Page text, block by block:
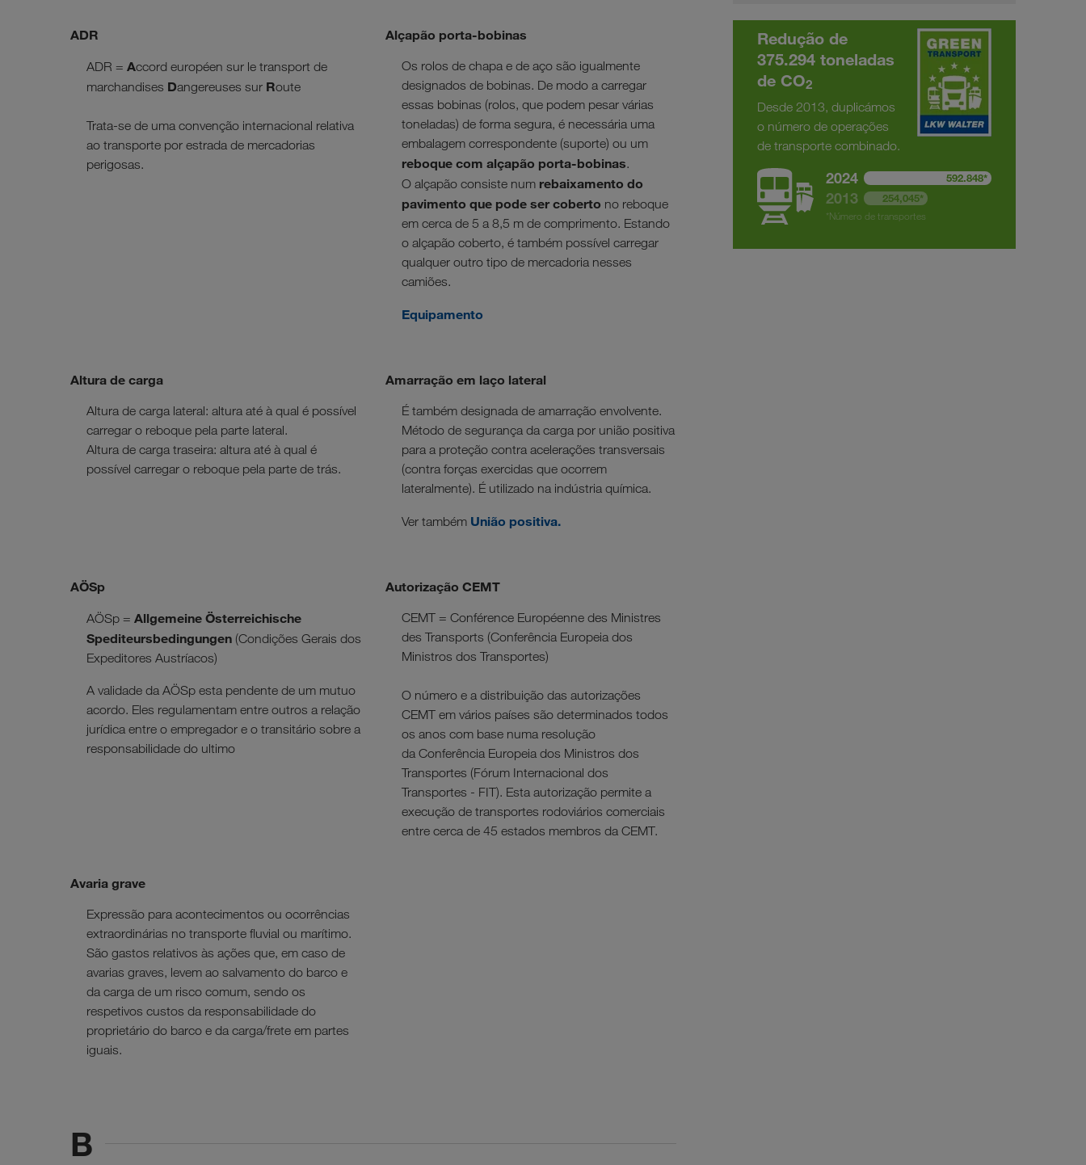
ADR
ADR = Accord européen sur le transport de
marchandises Dangereuses sur Route
Trata-se de uma convenção internacional relativa
ao transporte por estrada de mercadorias
perigosas.
Alçapão porta-bobinas
Os rolos de chapa e de aço são igualmente
designados de bobinas. De modo a carregar
essas bobinas (rolos, que podem pesar várias
toneladas) de forma segura, é necessária uma
embalagem correspondente (suporte) ou um
reboque com alçapão porta-bobinas.
O alçapão consiste num rebaixamento do
pavimento que pode ser coberto no reboque
em cerca de 5 a 8,5 m de comprimento. Estando
o alçapão coberto, é também possível carregar
qualquer outro tipo de mercadoria nesses
camiões.
Equipamento
Altura de carga
Altura de carga lateral: altura até à qual é possível
carregar o reboque pela parte lateral.
Altura de carga traseira: altura até à qual é
possível carregar o reboque pela parte de trás.
Amarração em laço lateral
É também designada de amarração envolvente.
Método de segurança da carga por união positiva
para a proteção contra acelerações transversais
(contra forças exercidas que ocorrem
lateralmente). É utilizado na indústria química.
Ver também União positiva.
AÖSp
AÖSp = Allgemeine Österreichische
Spediteursbedingungen (Condições Gerais dos
Expeditores Austríacos)
A validade da AÖSp esta pendente de um mutuo
acordo. Eles regulamentam entre outros a relação
jurídica entre o empregador e o transitário sobre a
responsabilidade do ultimo
Autorização CEMT
CEMT = Conférence Européenne des Ministres
des Transports (Conferência Europeia dos
Ministros dos Transportes)
O número e a distribuição das autorizações
CEMT em vários países são determinados todos
os anos com base numa resolução
da Conferência Europeia dos Ministros dos
Transportes (Fórum Internacional dos
Transportes - FIT). Esta autorização permite a
execução de transportes rodoviários comerciais
entre cerca de 45 estados membros da CEMT.
Avaria grave
Expressão para acontecimentos ou ocorrências
extraordinárias no transporte fluvial ou marítimo.
São gastos relativos às ações que, em caso de
avarias graves, levem ao salvamento do barco e
da carga de um risco comum, sendo os
respetivos custos da responsabilidade do
proprietário do barco e da carga/frete em partes
iguais.
B
Redução de
375.294 toneladas
de CO2
Desde 2013, duplicámos
o número de operações
de transporte combinado.
2024 592.848*
2013
254,045*
*Número de transportes